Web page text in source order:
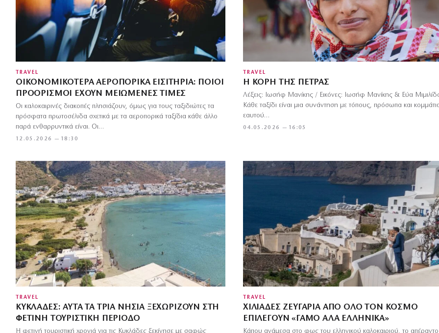
TRAVEL
ΟΙΚΟΝΟΜΙΚΌΤΕΡΑ ΑΕΡΟΠΟΡΙΚΆ ΕΙΣΙΤΉΡΙΑ: ΠΟΙΟΙ
ΠΡΟΟΡΙΣΜΟΊ ΈΧΟΥΝ ΜΕΙΩΜΈΝΕΣ ΤΙΜΈΣ
12.05.2026 — 18:30
Οι καλοκαιρινές διακοπές πλησιάζουν, όμως για τους ταξιδιώτες τα
πρόσφατα πρωτοσέλιδα σχετικά με τα αεροπορικά ταξίδια κάθε άλλο
παρά ενθαρρυντικά είναι. Οι…
TRAVEL
Η ΚΌΡΗ ΤΗΣ ΠΈΤΡΑΣ
04.05.2026 — 16:05
Λέξεις: Ιωσήφ Μανίκης / Εικόνες: Ιωσήφ Μανίκης & Εύα
Κάθε ταξίδι είναι μια συνάντηση με τόπους, πρόσωπα και
εαυτού…
TRAVEL
ΚΥΚΛΆΔΕΣ: ΑΥΤΆ ΤΑ ΤΡΊΑ ΝΗΣΙΆ ΞΕΧΩΡΊΖΟΥΝ ΣΤΗ
ΦΕΤΙΝΉ ΤΟΥΡΙΣΤΙΚΉ ΠΕΡΊΟΔΟ
Η φετινή τουριστική χρονιά για τις Κυκλάδες ξεκίνησε με σαφώς
TRAVEL
ΧΙΛΙΆΔΕΣ ΖΕΥΓΆΡΙΑ ΑΠΌ ΌΛΟ ΤΟΝ ΚΌΣΜΟ
ΕΠΙΛΈΓΟΥΝ «ΓΆΜΟ ΑΛΆ ΕΛΛΗΝΙΚΆ»
Κάπου ανάμεσα στο φως του ελληνικού καλοκαιριού, το απέραντο